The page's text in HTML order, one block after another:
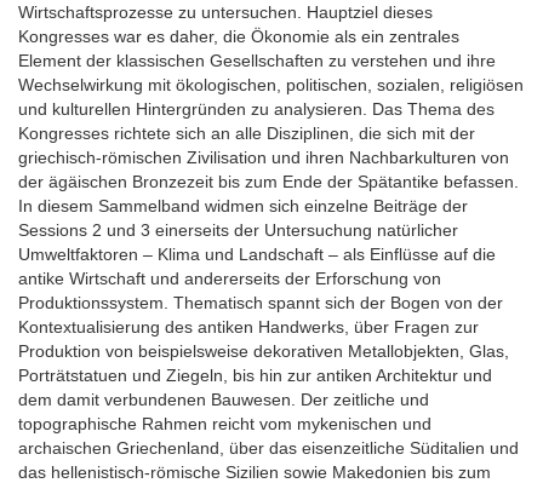
Wirtschaftsprozesse zu untersuchen. Hauptziel dieses
Kongresses war es daher, die Ökonomie als ein zentrales
Element der klassischen Gesellschaften zu verstehen und ihre
Wechselwirkung mit ökologischen, politischen, sozialen, religiösen
und kulturellen Hintergründen zu analysieren. Das Thema des
Kongresses richtete sich an alle Disziplinen, die sich mit der
griechisch-römischen Zivilisation und ihren Nachbarkulturen von
der ägäischen Bronzezeit bis zum Ende der Spätantike befassen.
In diesem Sammelband widmen sich einzelne Beiträge der
Sessions 2 und 3 einerseits der Untersuchung natürlicher
Umweltfaktoren – Klima und Landschaft – als Einflüsse auf die
antike Wirtschaft und andererseits der Erforschung von
Produktionssystem. Thematisch spannt sich der Bogen von der
Kontextualisierung des antiken Handwerks, über Fragen zur
Produktion von beispielsweise dekorativen Metallobjekten, Glas,
Porträtstatuen und Ziegeln, bis hin zur antiken Architektur und
dem damit verbundenen Bauwesen. Der zeitliche und
topographische Rahmen reicht vom mykenischen und
archaischen Griechenland, über das eisenzeitliche Süditalien und
das hellenistisch-römische Sizilien sowie Makedonien bis zum